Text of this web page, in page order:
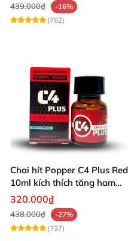
439.000₫
-16%
(762)
Chai hít Popper C4 Plus Red
10ml kích thích tăng ham
muốn
320.000₫
438.000₫
-27%
(737)